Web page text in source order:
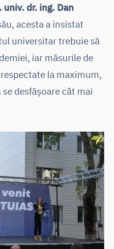
univ. dr. ing. Dan
acesta a insistat
universitar trebuie să
iar măsurile de
la maximum,
desfășoare cât mai